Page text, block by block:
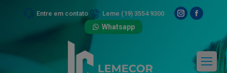
Entre em contato Leme (19) 3554 9300
Instagram
new
opens
in
new
Whatsapp